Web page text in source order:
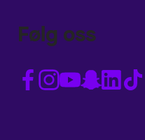
Følg oss